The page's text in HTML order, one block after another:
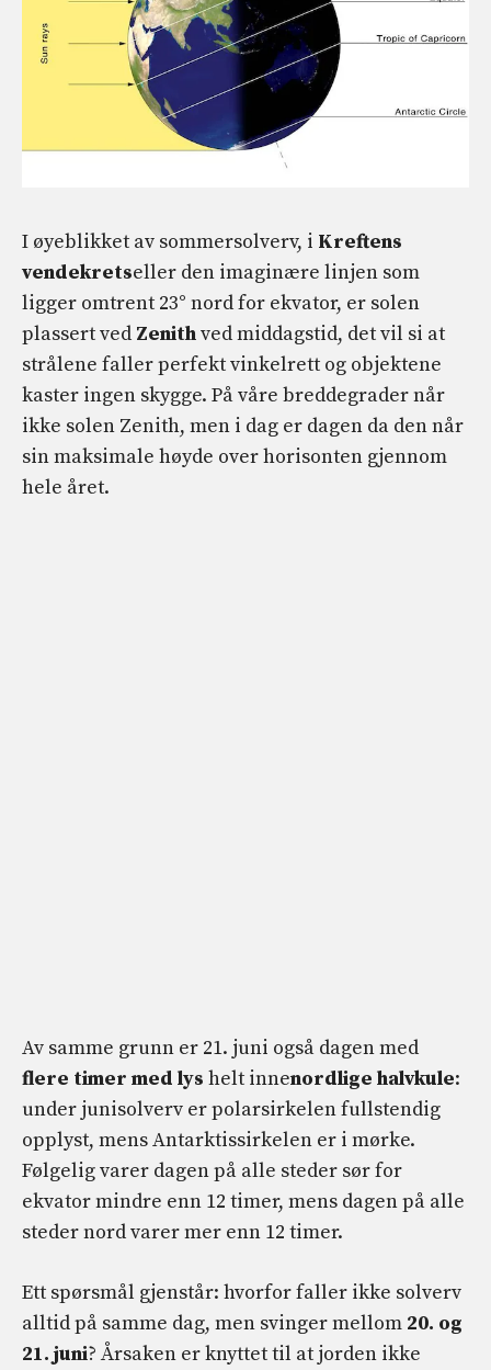
I øyeblikket av sommersolverv, i Kreftens
vendekretseller den imaginære linjen som
ligger omtrent 23° nord for ekvator, er solen
plassert ved Zenithved middagstid, det vil si at
strålene faller perfekt vinkelrett og objektene
kaster ingen skygge. På våre breddegrader når
ikke solen Zenith, men i dag er dagen da den når
sin maksimale høyde over horisonten gjennom
hele året.
Av samme grunn er 21. juni også dagen med
flere timer med lys helt innenordlige halvkule:
under junisolverv er polarsirkelen fullstendig
opplyst, mens Antarktissirkelen er i mørke.
Følgelig varer dagen på alle steder sør for
ekvator mindre enn 12 timer, mens dagen på alle
steder nord varer mer enn 12 timer.
Ett spørsmål gjenstår: hvorfor faller ikke solverv
alltid på samme dag, men svinger mellom 20. og
21. juni? Årsaken er knyttet til at jorden ikke